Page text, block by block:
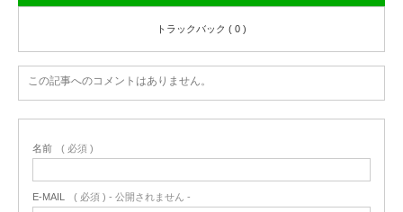
トラックバック ( 0 )
この記事へのコメントはありません。
名前 ( 必須 )
E-MAIL ( 必須 ) - 公開されません -